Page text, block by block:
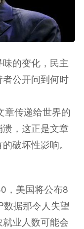
的变化，民主
公开问到何时
传递给世界的
，这正是文章
破坏性影响。
美国将公布8
数据那令人失望
业人数可能会